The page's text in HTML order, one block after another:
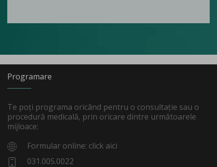
Programare
Te poți programa oricând pentru o consultație sau o
procedură medicală, prin oricare dintre următoarele
mijloace:
Formular online: click aici
031.005.0022